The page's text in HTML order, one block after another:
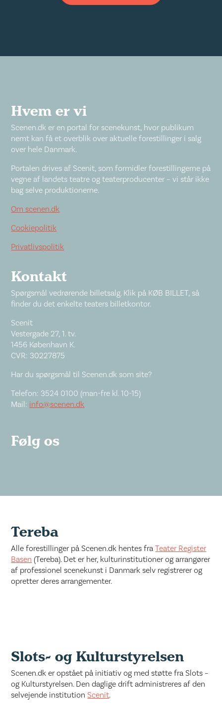
Hvem er vi
Scenen.dk er en portal for scenekunst, hvor publikum
nemt kan få et overblik over aktuelle forestillinger i salg
over hele Danmark.
Portalen drives af Scenit, som formidler forestillingerne på
vegne af landets teatre og teaterproducenter – vi står ikke
bag selve produktionerne.
Om scenen.dk
Cookiepolitik
Privatlivspolitik
Kontakt
Spørgsmål vedrørende billetsalg. Klik på KØB BILLET, så
finder du det enkelte teaters billetkontor.
Scenit
Vestergade 27, 1. tv.
1456 København K.
CVR: 30227875
Har du spørgsmål til Scenen.dk som site?
Telefon: 3524 0100 (man-fre kl. 10-15)
Mail: info@scenen.dk
Følg os
Tereba
Alle forestillinger på Scenen.dk hentes fraTeater Register
Basen (Tereba). Det er her, kulturinstitutioner og arrangører
af professionel scenekunst i Danmark selv registrerer og
opretter deres arrangementer.
Slots- og Kulturstyrelsen
Scenen.dk er opstået på initiativ og med støtte fra Slots –
og Kulturstyrelsen. Den daglige drift administreres af den
selvejende institutionScenit.